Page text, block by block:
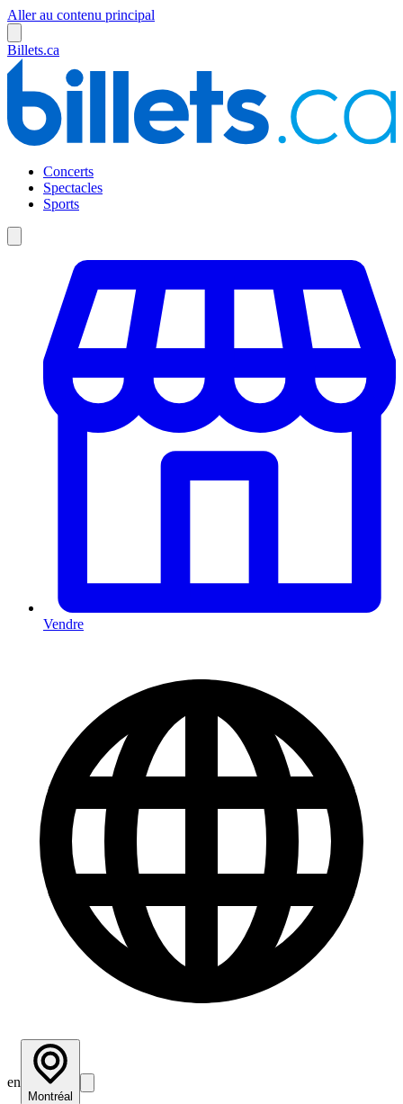
Aller au contenu principal
Billets.ca
Concerts
Spectacles
Sports
Vendre
en
Montréal